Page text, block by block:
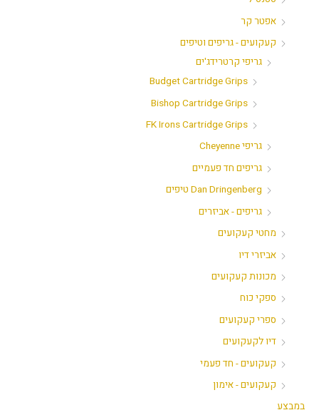
אפטר קר
קעקועים - גריפים וטיפים
גריפי קרטרידג'ים
Budget Cartridge Grips
Bishop Cartridge Grips
FK Irons Cartridge Grips
גריפי Cheyenne
גריפים חד פעמיים
Dan Dringenberg טיפים
גריפים - אביזרים
מחטי קעקועים
אביזרי דיו
מכונות קעקועים
ספקי כוח
ספרי קעקועים
דיו לקעקועים
קעקועים - חד פעמי
קעקועים - אימון
במבצע